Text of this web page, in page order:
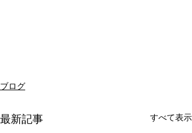
ブログ
最新記事 すべて表示